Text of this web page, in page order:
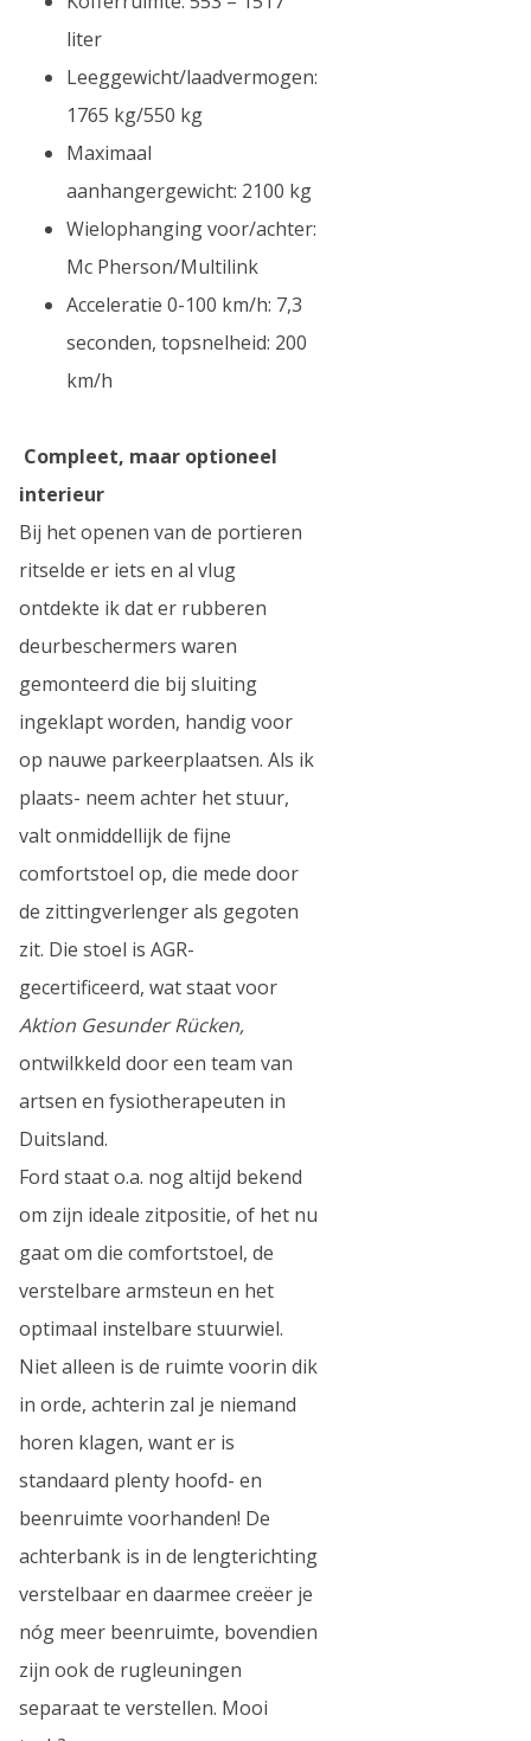
liter
Leeggewicht/laadvermogen:
1765 kg/550 kg
Maximaal
aanhangergewicht: 2100 kg
Wielophanging voor/achter:
Mc Pherson/Multilink
Acceleratie 0-100 km/h: 7,3
seconden, topsnelheid: 200
km/h
Compleet, maar optioneel
interieur
Bij het openen van de portieren
ritselde er iets en al vlug
ontdekte ik dat er rubberen
deurbeschermers waren
gemonteerd die bij sluiting
ingeklapt worden, handig voor
op nauwe parkeerplaatsen. Als ik
plaats- neem achter het stuur,
valt onmiddellijk de fijne
comfortstoel op, die mede door
de zittingverlenger als gegoten
zit. Die stoel is AGR-
gecertificeerd, wat staat voor
Aktion Gesunder Rücken,
ontwilkkeld door een team van
artsen en fysiotherapeuten in
Duitsland.
Ford staat o.a. nog altijd bekend
om zijn ideale zitpositie, of het nu
gaat om die comfortstoel, de
verstelbare armsteun en het
optimaal instelbare stuurwiel.
Niet alleen is de ruimte voorin dik
in orde, achterin zal je niemand
horen klagen, want er is
standaard plenty hoofd- en
beenruimte voorhanden! De
achterbank is in de lengterichting
verstelbaar en daarmee creëer je
nóg meer beenruimte, bovendien
zijn ook de rugleuningen
separaat te verstellen. Mooi